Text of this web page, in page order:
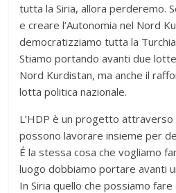
tutta la Siria, allora perderemo.
e creare l’Autonomia nel Nord
democratizziamo tutta la
Stiamo portando avanti due
Nord Kurdistan, ma anche il
lotta politica nazionale.
L’HDP è un progetto
possono lavorare insieme per
É la stessa cosa che vogliamo
luogo dobbiamo portare avanti
In Siria quello che possiamo